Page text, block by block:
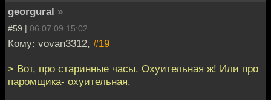
georgural »
#59 | 06.07.09 15:02
Кому: vovan3312, #19
> Вот, про старинные часы. Охуительная ж! Или про
паромщика- охуительная.